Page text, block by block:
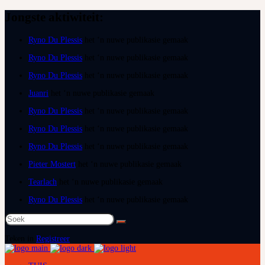
Ryno Du Plessis
Ryno Du Plessis
Ryno Du Plessis
Juanri
Ryno Du Plessis
Ryno Du Plessis
Ryno Du Plessis
Pieter Mostert
Tearlach
Ryno Du Plessis
Soek
na:
Registreer